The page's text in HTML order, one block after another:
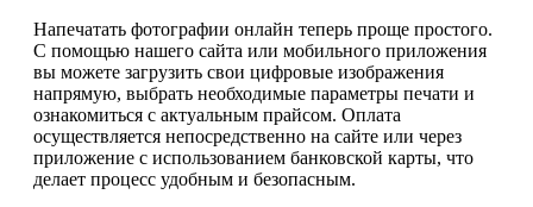
Напечатать фотографии онлайн теперь проще простого.
С помощью нашего сайта или мобильного приложения
вы можете загрузить свои цифровые изображения
напрямую, выбрать необходимые параметры печати и
ознакомиться с актуальным прайсом. Оплата
осуществляется непосредственно на сайте или через
приложение с использованием банковской карты, что
делает процесс удобным и безопасным.